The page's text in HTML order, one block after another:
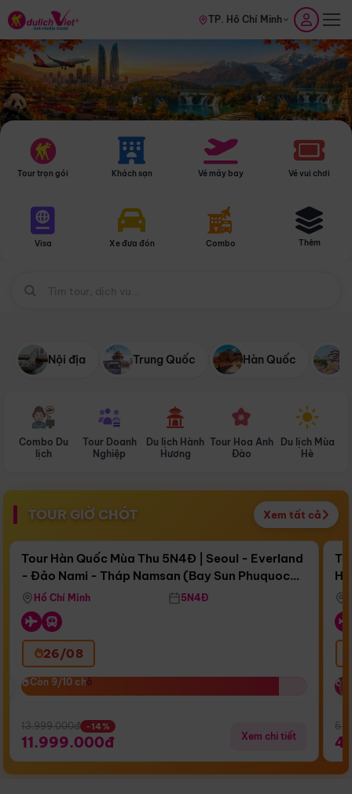
TP. Hồ Chí Minh
Tour trọn gói Khách sạn Vé máy bay Vé vui chơi
Visa Xe đưa đón Combo Thêm
Nội địa Trung Quốc Hàn Quốc
Combo Du
lịch
Tour Doanh
Nghiệp
Du lịch Hành
Hương
Tour Hoa Anh
Đào
Du lịch Mùa
Hè
TOUR GIỜ CHÓT Xem tất cả
Còn17 ngày 06:36:21
Bay Sun Phuquoc Airways
Điểm nổi bật
Tour Hàn Quốc Mùa Thu 5N4Đ | Seoul - Everland
- Đảo Nami - Tháp Namsan (Bay Sun Phuquoc
Airways)
Hồ Chí Minh 5N4Đ
26/08
Còn 9/10 chỗ
Còn 9/10 chỗ
13.999.000đ -14%
11.999.000đ Xem chi tiết